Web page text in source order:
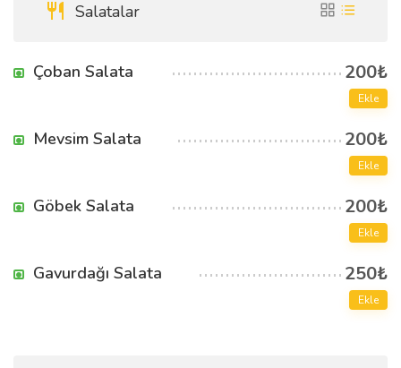
Salatalar
Çoban Salata 200₺
Ekle
Mevsim Salata 200₺
Ekle
Göbek Salata 200₺
Ekle
Gavurdağı Salata 250₺
Ekle